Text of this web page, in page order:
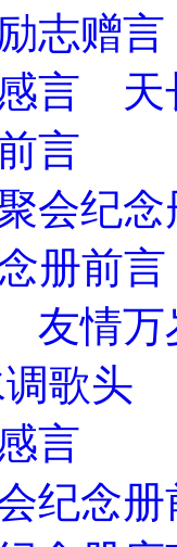
志赠言
言 天
言
会纪
册前
友情万
歌头
言
纪念册